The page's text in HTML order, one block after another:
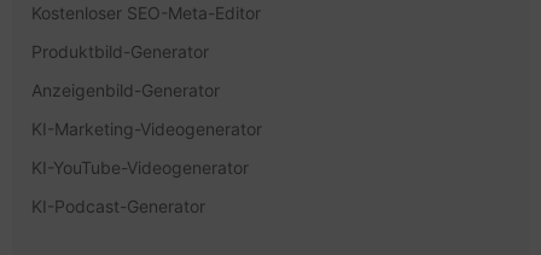
Kostenloser SEO-Meta-Editor
Produktbild-Generator
Anzeigenbild-Generator
KI-Marketing-Videogenerator
KI-YouTube-Videogenerator
KI-Podcast-Generator